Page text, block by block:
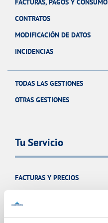
FACTURAS, PAGOS Y
CONTRATOS
MODIFICACIÓN DE DATOS
INCIDENCIAS
TODAS LAS GESTIONES
OTRAS GESTIONES
Tu Servicio
FACTURAS Y PRECIOS